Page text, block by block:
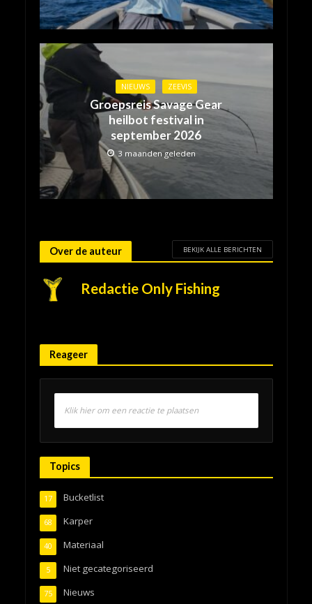
NIEUWS ZEEVIS
Groepsreis Savage Gear
heilbot festival in
september 2026
3 maanden geleden
Over de auteur BEKIJK ALLE BERICHTEN
Redactie Only Fishing
Reageer
Klik hier om een reactie te plaatsen
Topics
Bucketlist
17
Karper
68
Materiaal
40
Niet gecategoriseerd
5
Nieuws
75